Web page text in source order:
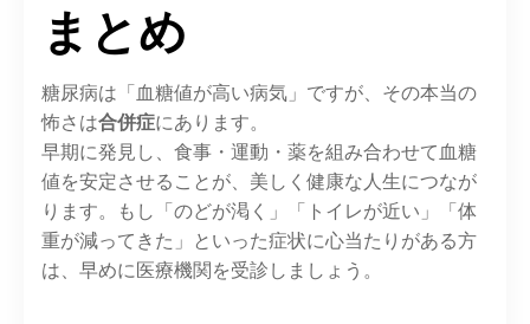
まとめ
糖尿病は「血糖値が高い病気」ですが、その本当の
怖さは合併症にあります。
早期に発見し、食事・運動・薬を組み合わせて血糖
値を安定させることが、美しく健康な人生につなが
ります。もし「のどが渇く」「トイレが近い」「体
重が減ってきた」といった症状に心当たりがある方
は、早めに医療機関を受診しましょう。